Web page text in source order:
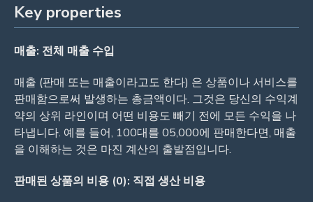
Key properties
매출: 전체 매출 수입
매출 (판매 또는 매출이라고도 한다) 은 상품이나 서비스를
판매함으로써 발생하는 총금액이다. 그것은 당신의 수익계
약의 상위 라인이며 어떤 비용도 빼기 전에 모든 수익을 나
타냅니다. 예를 들어, 100대를 05,000에 판매한다면, 매출
을 이해하는 것은 마진 계산의 출발점입니다.
판매된 상품의 비용 (0): 직접 생산 비용